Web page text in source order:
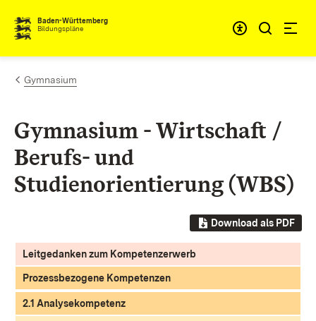
Zum Inhalt springen
Baden-Württemberg
Bildungspläne
Gymnasium
Gymnasium - Wirtschaft /
Berufs- und
Studienorientierung (WBS)
Download als PDF
Leitgedanken zum Kompetenzerwerb
Prozessbezogene Kompetenzen
2.1 Analysekompetenz